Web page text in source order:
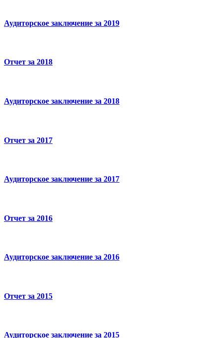
Аудиторское заключение за 2019
Отчет за 2018
Аудиторское заключение за 2018
Отчет за 2017
Аудиторское заключение за 2017
Отчет за 2016
Аудиторское заключение за 2016
Отчет за 2015
Аудиторское заключение за 2015